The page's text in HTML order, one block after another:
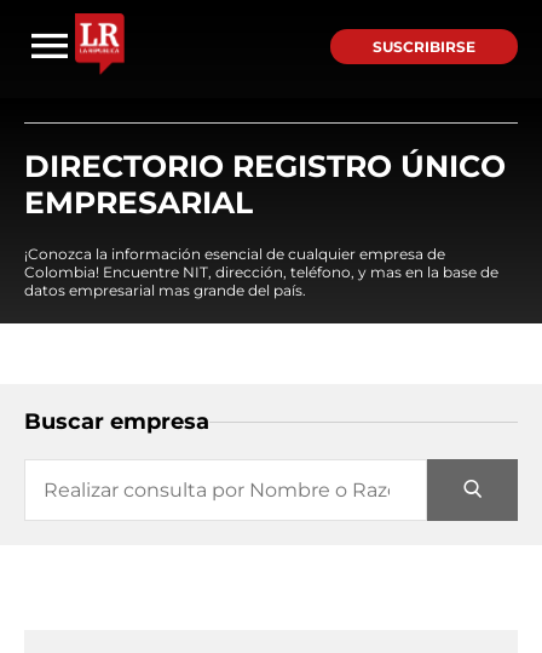
SUSCRIBIRSE
DIRECTORIO REGISTRO ÚNICO
EMPRESARIAL
¡Conozca la información esencial de cualquier empresa de
Colombia! Encuentre NIT, dirección, teléfono, y mas en la base de
datos empresarial mas grande del país.
Buscar empresa